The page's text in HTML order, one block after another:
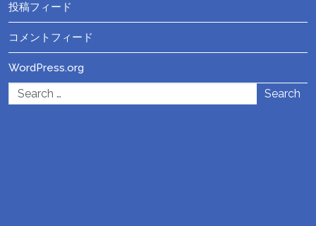
投稿フィード
コメントフィード
WordPress.org
Search